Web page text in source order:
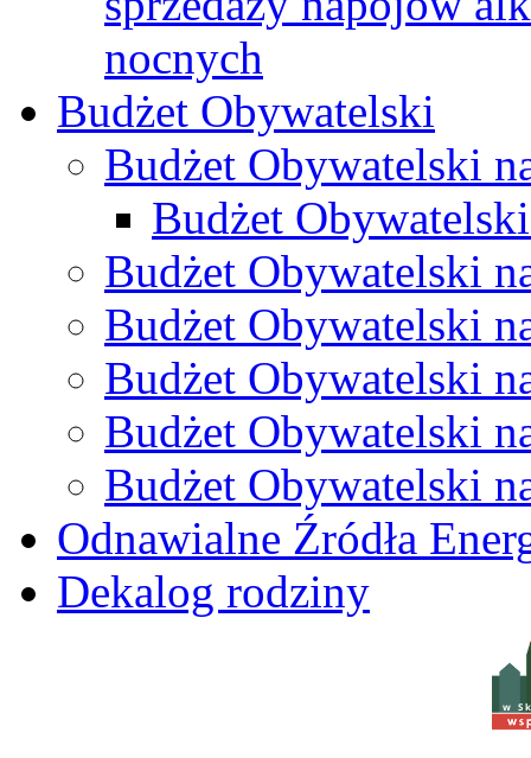
nocnych
Budżet Obywatelski
Budżet Obywatelski
Budżet
Budżet Obywatelski
Budżet Obywatelski
Budżet Obywatelski
Budżet Obywatelski
Budżet Obywatelski
Odnawialne Źródła
Dekalog rodziny
w